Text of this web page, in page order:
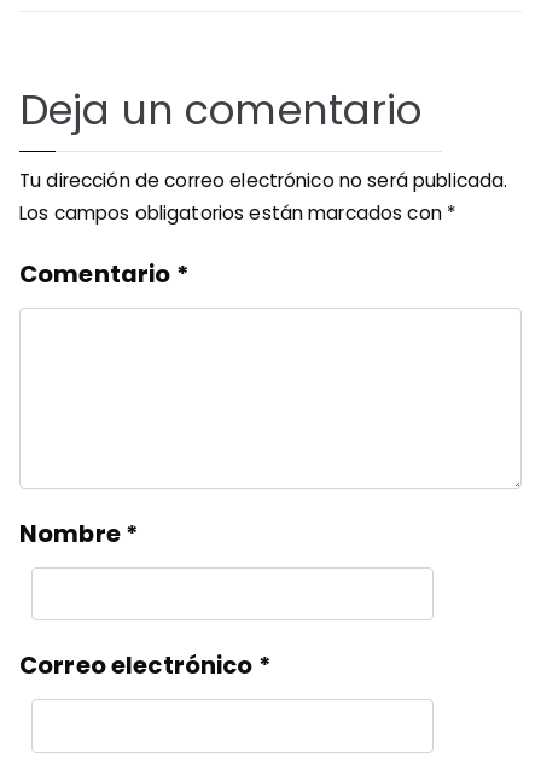
Deja un comentario
Tu dirección de correo electrónico no será publicada.
Los campos obligatorios están marcados con *
Comentario *
Nombre*
Correo electrónico *